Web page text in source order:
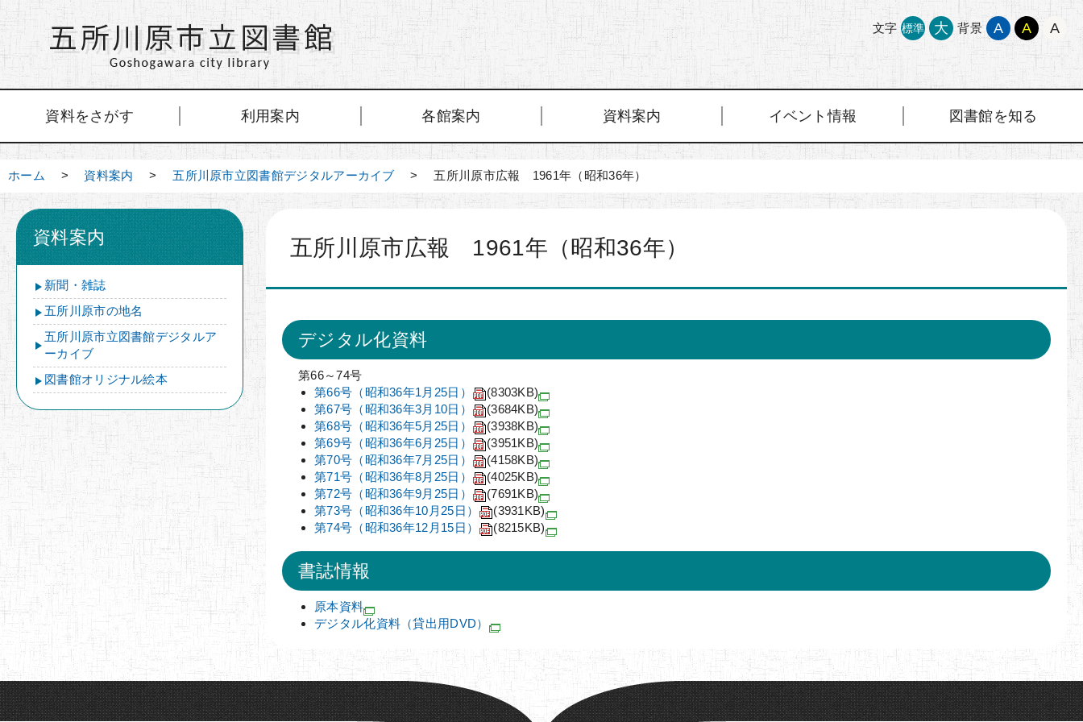
文字 標準 大 背景 A A A
資料をさがす 利用案内 各館案内 資料案内 イベント情報 図書館を知る
ホーム > 資料案内 > 五所川原市立図書館デジタルアーカイブ > 五所川原市広報 1961年（昭和36年）
五所川原市広報 1961年（昭和36年）
デジタル化資料
第66～74号
第66号（昭和36年1月25日）
(8303KB)
第67号（昭和36年3月10日）
(3684KB)
第68号（昭和36年5月25日）
(3938KB)
第69号（昭和36年6月25日）
(3951KB)
第70号（昭和36年7月25日）
(4158KB)
第71号（昭和36年8月25日）
(4025KB)
第72号（昭和36年9月25日）
(7691KB)
第73号（昭和36年10月25日）
(3931KB)
第74号（昭和36年12月15日）
(8215KB)
書誌情報
原本資料
デジタル化資料（貸出用DVD）
資料案内
新聞・雑誌
五所川原市の地名
五所川原市立図書館デジタルア
ーカイブ
図書館オリジナル絵本